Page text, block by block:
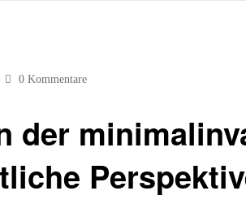
0 Kommentare
der